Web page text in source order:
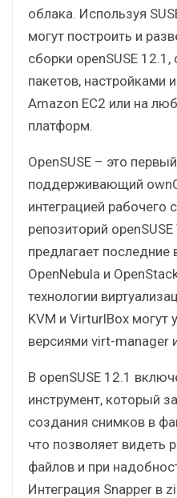
облака. Используя
могут построить и
сборки openSUSE
пакетов, настройками
Amazon EC2 или на
платформ.
OpenSUSE – это
поддерживающий
интеграцией рабочего
репозиторий
предлагает последние
OpenNebula и
технологии
KVM и VirturlBox могут
версиями virt-manager
В openSUSE 12.1
инструмент, который
создания снимков в
что позволяет видеть
файлов и при
Интеграция Snapper в